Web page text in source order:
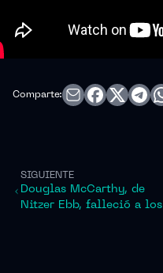
Comparte:
SIGUIENTE
Douglas McCarthy, de
Nitzer Ebb, falleció a los